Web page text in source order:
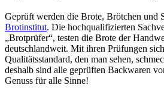
Geprüft werden die Brote, Brötchen und
Brotinstitut. Die hochqualifizierten
„Brotprüfer“, testen die Brote der
deutschlandweit. Mit ihren Prüfungen
Qualitätsstandard, den man sehen,
deshalb sind alle geprüften Backwaren
Genuss für alle Sinne!